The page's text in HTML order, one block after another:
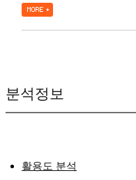
분석정보
활용도 분석